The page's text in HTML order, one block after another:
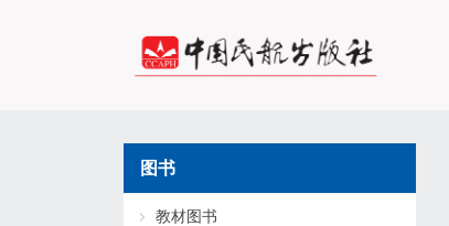
图书
教材图书